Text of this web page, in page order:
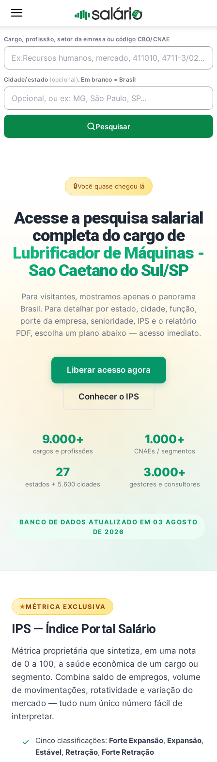
Cargo, profissão, setor da emresa ou código CBO/CNAE
Cidade/estado (opcional). Em branco = Brasil
Pesquisar
🔒Você quase chegou lá
Acesse a pesquisa salarial
completa do cargo de
Lubrificador de Máquinas -
Sao Caetano do Sul/SP
Para visitantes, mostramos apenas o panorama
Brasil. Para detalhar por estado, cidade, função,
porte da empresa, senioridade, IPS e o relatório
PDF, escolha um plano abaixo — acesso imediato.
Liberar acesso agora
Conhecer o IPS
9.000+
cargos e profissões
1.000+
CNAEs / segmentos
27
estados + 5.600 cidades
3.000+
gestores e consultores
BANCO DE DADOS ATUALIZADO EM 03 AGOSTO
DE 2026
MÉTRICA EXCLUSIVA
IPS — Índice Portal Salário
Métrica proprietária que sintetiza, em uma nota
de 0 a 100, a saúde econômica de um cargo ou
segmento. Combina saldo de empregos, volume
de movimentações, rotatividade e variação do
mercado — tudo num único número fácil de
interpretar.
Cinco classificações: Forte Expansão, Expansão,
Estável, Retração, Forte Retração